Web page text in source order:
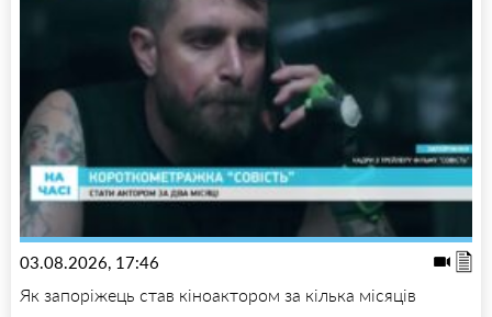
03.08.2026, 17:46
Як запоріжець став кіноактором за кілька місяців